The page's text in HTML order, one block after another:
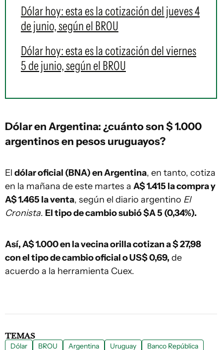
Dólar hoy: esta es la cotización del jueves 4
de junio, según el BROU
Dólar hoy: esta es la cotización del viernes
5 de junio, según el BROU
Dólar en Argentina: ¿cuánto son $ 1.000
argentinos en pesos uruguayos?
El dólar oficial (BNA) en Argentina, en tanto, cotiza
en la mañana de este martes a A$ 1.415 la compra y
A$ 1.465 la venta, según el diario argentino El
Cronista. El tipo de cambio subió $A 5 (0,34%).
Así, A$ 1.000 en la vecina orilla cotizan a $ 27,98
con el tipo de cambio oficial o US$ 0,69, de
acuerdo a la herramienta Cuex.
TEMAS
Dólar BROU Argentina Uruguay Banco República